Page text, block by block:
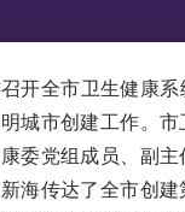
全市卫生健康系
城市创建工作。
委党组成员、副
海传达了全市创